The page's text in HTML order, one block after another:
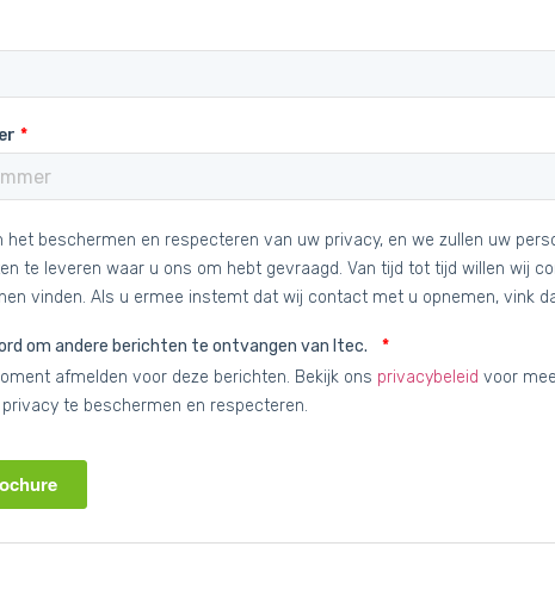
het beschermen en respecteren van uw privacy, en we zullen uw
te leveren waar u ons om hebt gevraagd. Van tijd tot tijd willen wij
vinden. Als u ermee instemt dat wij contact met u opnemen, vink
om andere berichten te ontvangen van Itec.
afmelden voor deze berichten. Bekijk ons privacybeleid voor
te beschermen en respecteren.